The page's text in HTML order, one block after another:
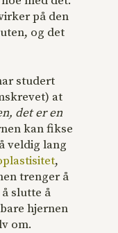
på den
og det
studert
at
det er en
kan fikse
veldig lang
,
trenger å
slutte å
hjernen
om.